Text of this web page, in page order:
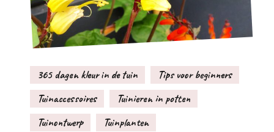
365 dagen kleur in de tuin
Tips voor beginners
Tuinaccessoires
Tuinieren in potten
Tuinontwerp
Tuinplanten